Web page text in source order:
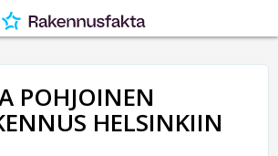
POHJOINEN
HELSINKIIN